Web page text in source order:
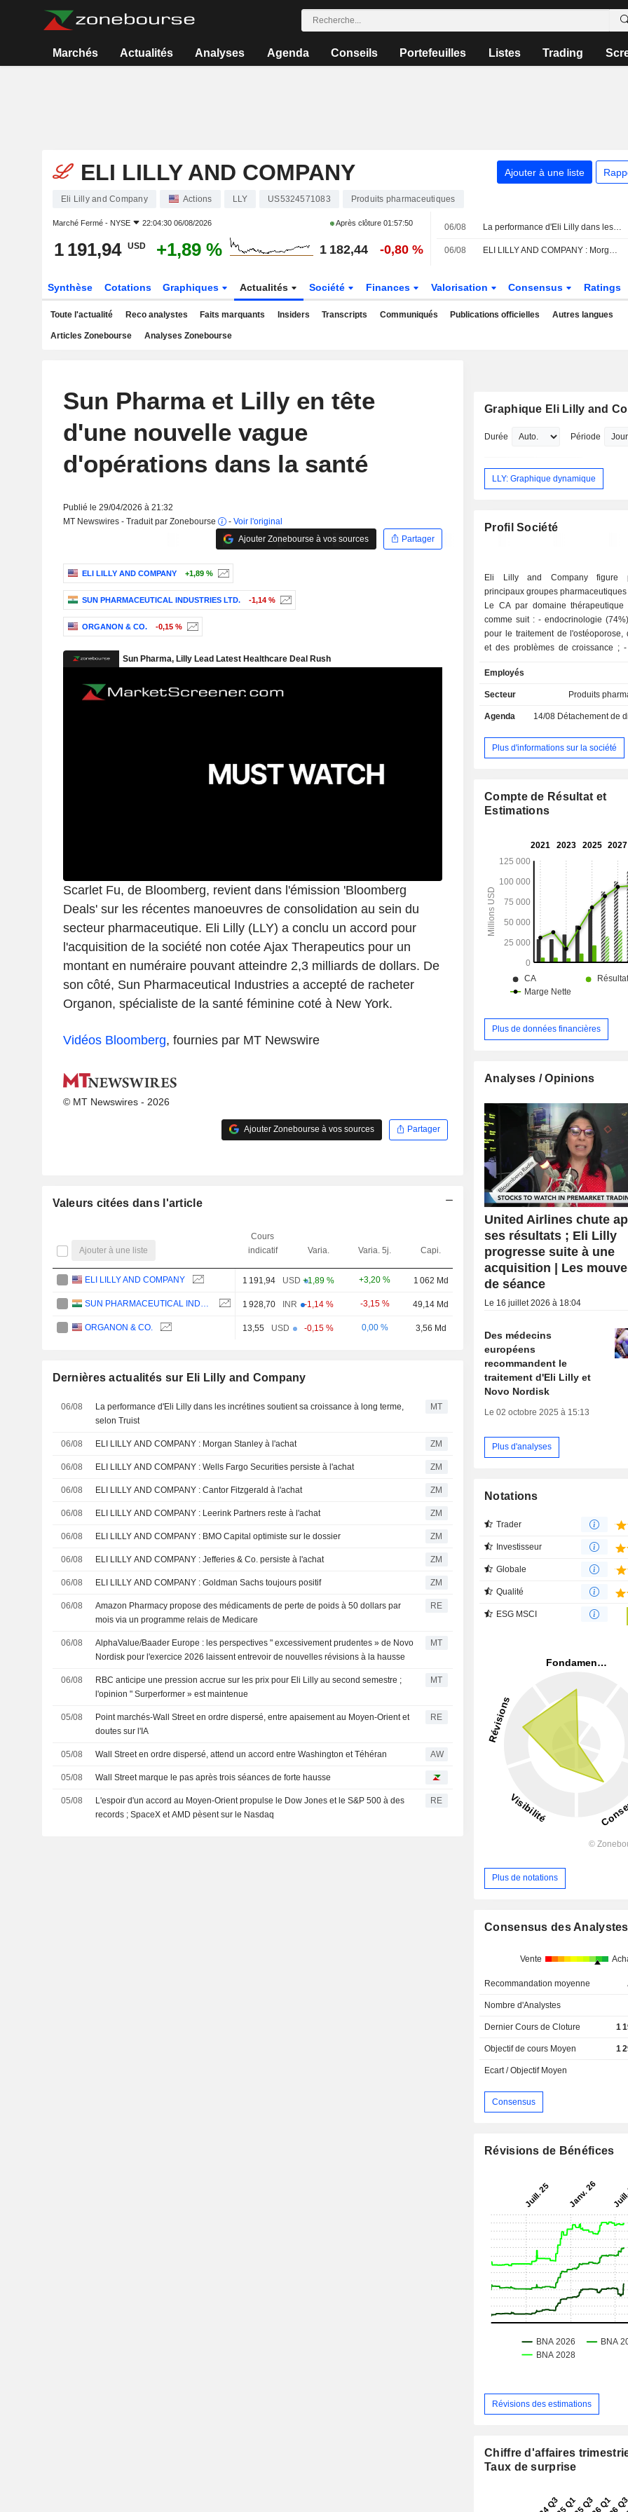
Marchés Actualités Analyses Agenda Conseils Portefeuilles Listes Trading
ELI LILLY AND COMPANY Ajouter à une liste
Eli Lilly and Company Actions LLY US5324571083 Produits pharmaceutiques
Marché Fermé - NYSE 22:04:30 06/08/2026 Après clôture 01:57:50
1 191,94 USD +1,89 % 1 182,44 -0,80 %
06/08 La performance d'Eli Lilly dans les incrétines soutient sa croissance à long terme, selon Truist
06/08 ELI LILLY AND COMPANY : Morgan Stanley à l'achat
Synthèse Cotations Graphiques Actualités Société Finances Valorisation Consensus Ratings
Toute l'actualité Reco analystes Faits marquants Insiders Transcripts Communiqués Publications officielles Autres langues
Articles Zonebourse Analyses Zonebourse
Sun Pharma et Lilly en tête
d'une nouvelle vague
d'opérations dans la santé
Publié le 29/04/2026 à 21:32
MT Newswires - Traduit par Zonebourse
- Voir l'original
Ajouter Zonebourse à vos sources
Partager
ELI LILLY AND COMPANY +1,89 %
SUN PHARMACEUTICAL INDUSTRIES LTD. -1,14 %
ORGANON & CO. -0,15 %
Scarlet Fu, de Bloomberg, revient dans l'émission 'Bloomberg
Deals' sur les récentes manoeuvres de consolidation au sein du
secteur pharmaceutique. Eli Lilly (LLY) a conclu un accord pour
l'acquisition de la société non cotée Ajax Therapeutics pour un
montant en numéraire pouvant atteindre 2,3 milliards de dollars. De
son côté, Sun Pharmaceutical Industries a accepté de racheter
Organon, spécialiste de la santé féminine coté à New York.
Vidéos Bloomberg, fournies par MT Newswire
© MT Newswires - 2026
Ajouter Zonebourse à vos sources Partager
Valeurs citées dans l'article
Ajouter à une liste
Cours
indicatif
Varia. Varia. 5j. Capi.
ELI LILLY AND COMPANY 1 191,94 USD +1,89 % +3,20 % 1 062 Md
SUN PHARMACEUTICAL INDUSTRIES LTD. 1 928,70 INR -1,14 % -3,15 % 49,14 Md
ORGANON & CO. 13,55 USD -0,15 % 0,00 % 3,56 Md
Dernières actualités sur Eli Lilly and Company
06/08
La performance d'Eli Lilly dans les incrétines soutient sa croissance à long terme,
selon Truist
MT
06/08 ELI LILLY AND COMPANY : Morgan Stanley à l'achat ZM
06/08 ELI LILLY AND COMPANY : Wells Fargo Securities persiste à l'achat ZM
06/08 ELI LILLY AND COMPANY : Cantor Fitzgerald à l'achat ZM
06/08 ELI LILLY AND COMPANY : Leerink Partners reste à l'achat ZM
06/08 ELI LILLY AND COMPANY : BMO Capital optimiste sur le dossier ZM
06/08 ELI LILLY AND COMPANY : Jefferies & Co. persiste à l'achat ZM
06/08 ELI LILLY AND COMPANY : Goldman Sachs toujours positif ZM
06/08
Amazon Pharmacy propose des médicaments de perte de poids à 50 dollars par
mois via un programme relais de Medicare
RE
06/08
AlphaValue/Baader Europe : les perspectives " excessivement prudentes » de Novo
Nordisk pour l'exercice 2026 laissent entrevoir de nouvelles révisions à la hausse
MT
06/08
RBC anticipe une pression accrue sur les prix pour Eli Lilly au second semestre ;
l'opinion " Surperformer » est maintenue
MT
05/08
Point marchés-Wall Street en ordre dispersé, entre apaisement au Moyen-Orient et
doutes sur l'IA
RE
05/08 Wall Street en ordre dispersé, attend un accord entre Washington et Téhéran AW
05/08 Wall Street marque le pas après trois séances de forte hausse
05/08
L'espoir d'un accord au Moyen-Orient propulse le Dow Jones et le S&P 500 à des
records ; SpaceX et AMD pèsent sur le Nasdaq
RE
Graphique Eli Lilly and
Durée Période
LLY: Graphique dynamique
Profil Société
Eli Lilly and Company figure
principaux groupes
Le CA par domaine thérapeutique
comme suit : - endocrinologie (74%) : produits
pour le traitement de l'ostéoporose,
et des problèmes de croissance ; - oncologie
neurologie (2,1%) :
médicaments destinés au
(1,4%). La répartition géographique du CA est la
Japon (3,2%), Chine (3%) et autres
Employés
Secteur Produits
Agenda 14/08 Détachement de
Plus d'informations sur la société
Compte de Résultat et
Estimations
Plus de données financières
Analyses / Opinions
United Airlines chute
ses résultats ; Eli Lilly
progresse suite à une
acquisition | Les
de séance
Le 16 juillet 2026 à 18:04
Des médecins
européens
recommandent le
traitement d'Eli Lilly et
Novo Nordisk
Le 02 octobre 2025 à 15:13
Plus d'analyses
Notations
Trader
Investisseur
Globale
Qualité
ESG MSCI
Plus de notations
Consensus des Analystes
Vente
Recommandation moyenne
Nombre d'Analystes
Dernier Cours de Cloture 1
Objectif de cours Moyen 1
Ecart / Objectif Moyen
Consensus
Révisions de Bénéfices
Révisions des estimations
Chiffre d'affaires
Taux de surprise